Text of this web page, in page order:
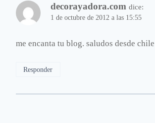
decorayadora.com dice:
1 de octubre de 2012 a las 15:55
me encanta tu blog. saludos desde chile
Responder